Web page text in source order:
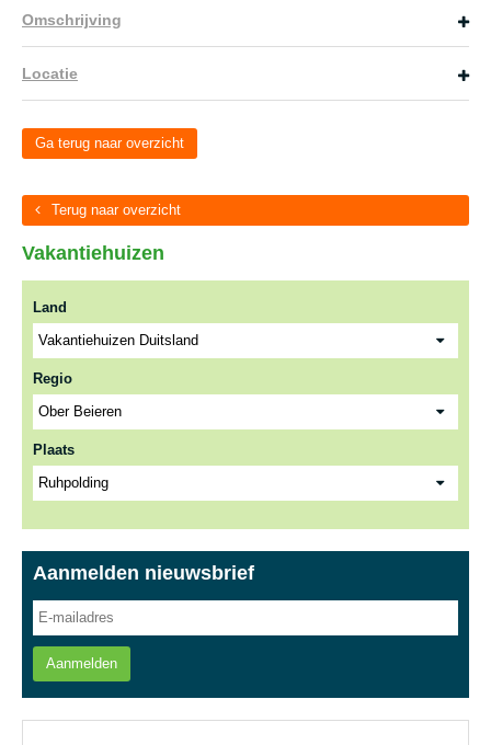
Omschrijving
Locatie
Ga terug naar overzicht
Terug naar overzicht
Vakantiehuizen
Land
Regio
Plaats
Aanmelden nieuwsbrief
Aanmelden